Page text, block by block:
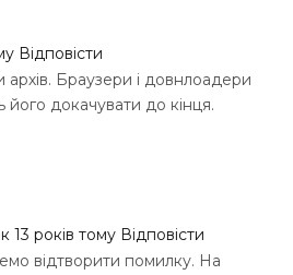
Відповісти
Браузери і довнлоадери
його докачувати до кінця.
13 років тому Відповісти
відтворити помилку. На